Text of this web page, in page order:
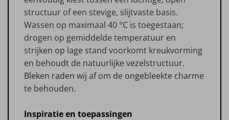
structuur of een stevige, slijtvaste basis.
Wassen op maximaal 40 °C is toegestaan;
drogen op gemiddelde temperatuur en
strijken op lage stand voorkomt kreukvorming
en behoudt de natuurlijke vezelstructuur.
Bleken raden wij af om de ongebleekte charme
te behouden.
Inspiratie en toepassingen